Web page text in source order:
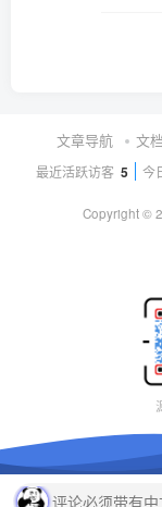
文章导航 文
最近活跃访客 5 今
Copyright ©
评论必须带有